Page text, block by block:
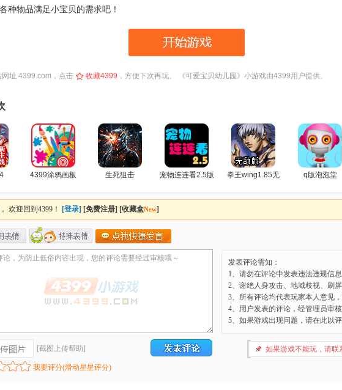
种物品满足小宝贝的需求吧！
址 4399.com ，点击 收藏4399 ，方便下次再玩。 《可爱宝贝幼儿园》小游戏由4399用户提供。
4399涂鸦画板 生死狙击 宠物连连看2.5版
拳王wing1.85无
q版泡泡堂